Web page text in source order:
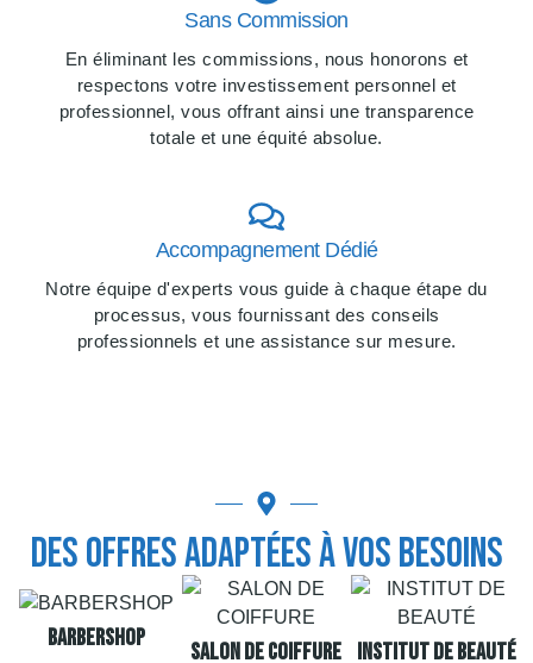
Sans Commission
En éliminant les commissions, nous honorons et
respectons votre investissement personnel et
professionnel, vous offrant ainsi une transparence
totale et une équité absolue.
Accompagnement Dédié
Notre équipe d'experts vous guide à chaque étape du
processus, vous fournissant des conseils
professionnels et une assistance sur mesure.
Des Offres Adaptées À Vos Besoins
BARBERSHOP SALON DE COIFFURE INSTITUT DE BEAUTÉ